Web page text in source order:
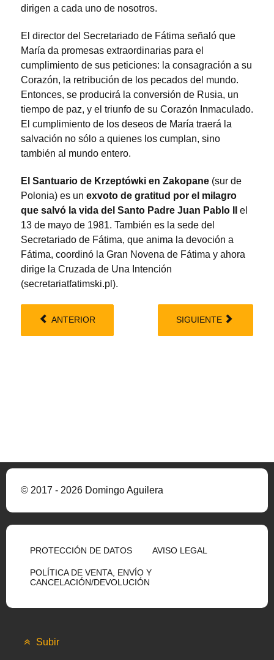
dirigen a cada uno de nosotros.
El director del Secretariado de Fátima señaló que
María da promesas extraordinarias para el
cumplimiento de sus peticiones: la consagración a su
Corazón, la retribución de los pecados del mundo.
Entonces, se producirá la conversión de Rusia, un
tiempo de paz, y el triunfo de su Corazón Inmaculado.
El cumplimiento de los deseos de María traerá la
salvación no sólo a quienes los cumplan, sino
también al mundo entero.
El Santuario de Krzeptówki en Zakopane (sur de
Polonia) es un exvoto de gratitud por el milagro
que salvó la vida del Santo Padre Juan Pablo II
el
13 de mayo de 1981. También es la sede del
Secretariado de Fátima, que anima la devoción a
Fátima, coordinó la Gran Novena de Fátima y ahora
dirige la Cruzada de Una Intención
(secretariatfatimski.pl).
ANTERIOR SIGUIENTE
© 2017 - 2026 Domingo Aguilera
PROTECCIÓN DE DATOS AVISO LEGAL
POLÍTICA DE VENTA, ENVÍO Y
CANCELACIÓN/DEVOLUCIÓN
Subir